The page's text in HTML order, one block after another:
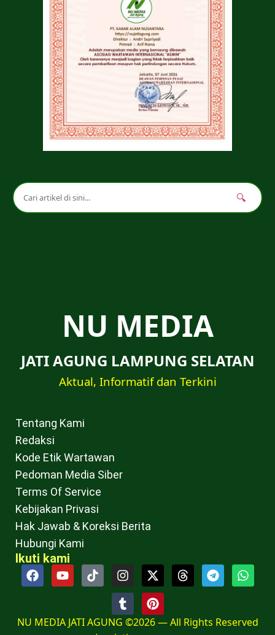
🔍
NU MEDIA
JATI AGUNG LAMPUNG SELATAN
Aktual, Informatif dan Terkini
Tentang Kami
Redaksi
Kode Etik Wartawan
Pedoman Media Siber
Terms Of Service
Kebijakan Privasi
Hak Jawab & Koreksi Berita
Hubungi Kami
Ikuti kami
NU MEDIA JATI AGUNG ©2026 — All Rights Reserved